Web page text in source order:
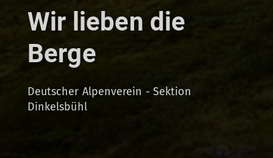
Wir lieben die
Berge
Deutscher Alpenverein - Sektion
Dinkelsbühl